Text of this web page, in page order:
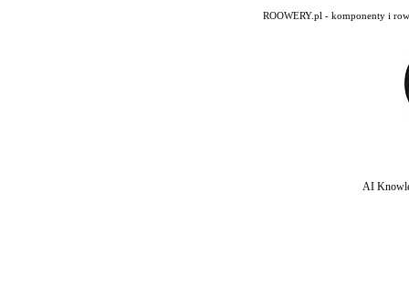
ROOWERY.pl - komponenty i
AI